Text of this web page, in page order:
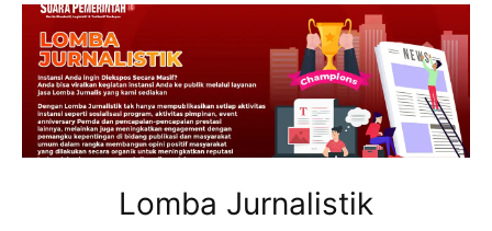
Lomba Jurnalistik